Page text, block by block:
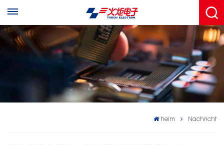
heim Nachricht